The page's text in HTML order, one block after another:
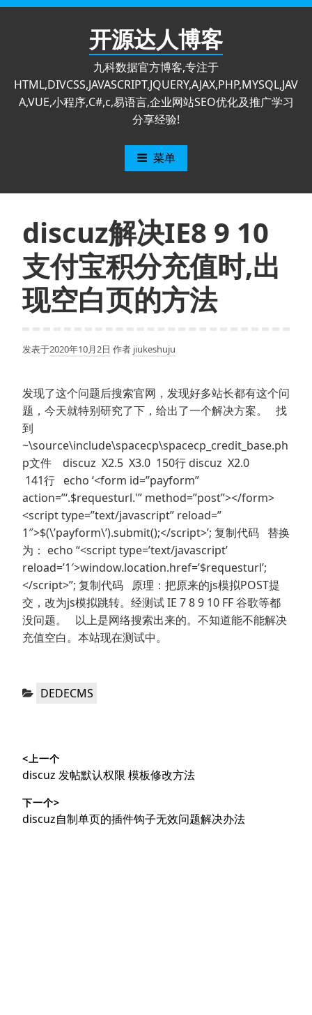
跳
开源达人博客
九科数据官方博客,专注于
HTML,DIVCSS,JAVASCRIPT,JQUERY,AJAX,PHP,MYSQL,JAV
A,VUE,小程序,C#,c,易语言,企业网站SEO优化及推广学习
分享经验!
菜单
discuz解决IE8 9 10
支付宝积分充值时,出
现空白页的方法
发表于2020年10月2日 作者 jiukeshuju
发现了这个问题后搜索官网，发现好多站长都有这个问
题，今天就特别研究了下，给出了一个解决方案。 找
到
~\source\include\spacecp\spacecp_credit_base.ph
p文件 discuz X2.5 X3.0 150行 discuz X2.0
141行 echo ‘<form id=”payform”
action=”‘.$requesturl.'” method=”post”></form>
<script type=”text/javascript” reload=”
1″>$(\’payform\’).submit();</script>’; 复制代码 替换
为： echo “<script type=’text/javascript’
reload=’1′>window.location.href=’$requesturl’;
</script>”; 复制代码 原理：把原来的js模拟POST提
交，改为js模拟跳转。经测试 IE 7 8 9 10 FF 谷歌等都
没问题。 以上是网络搜索出来的。不知道能不能解决
充值空白。本站现在测试中。
分
DEDECMS
章
导
航
<上一个
上
文
章：
discuz 发帖默认权限 模板修改方法
下一个>
下
discuz自制单页的插件钩子无效问题解决办法